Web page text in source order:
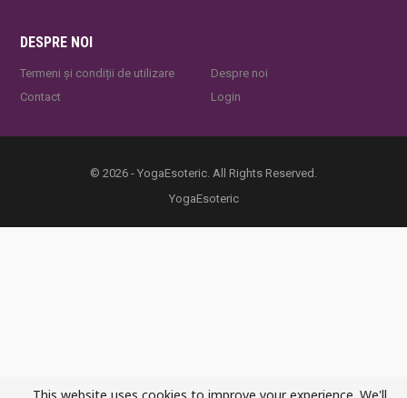
DESPRE NOI
Termeni și condiții de utilizare
Contact
Despre noi
Login
© 2026 - YogaEsoteric. All Rights Reserved.
YogaEsoteric